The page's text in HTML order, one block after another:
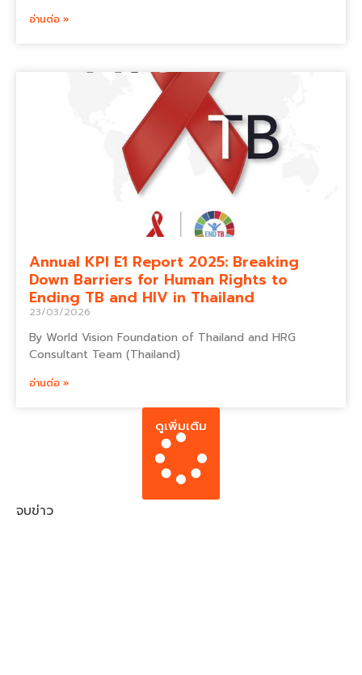
อ่านต่อ »
Annual KPI E1 Report 2025: Breaking
Down Barriers for Human Rights to
Ending TB and HIV in Thailand
23/03/2026
By World Vision Foundation of Thailand and HRG
Consultant Team (Thailand)
อ่านต่อ »
ดูเพิ่มเติม
จบข่าว